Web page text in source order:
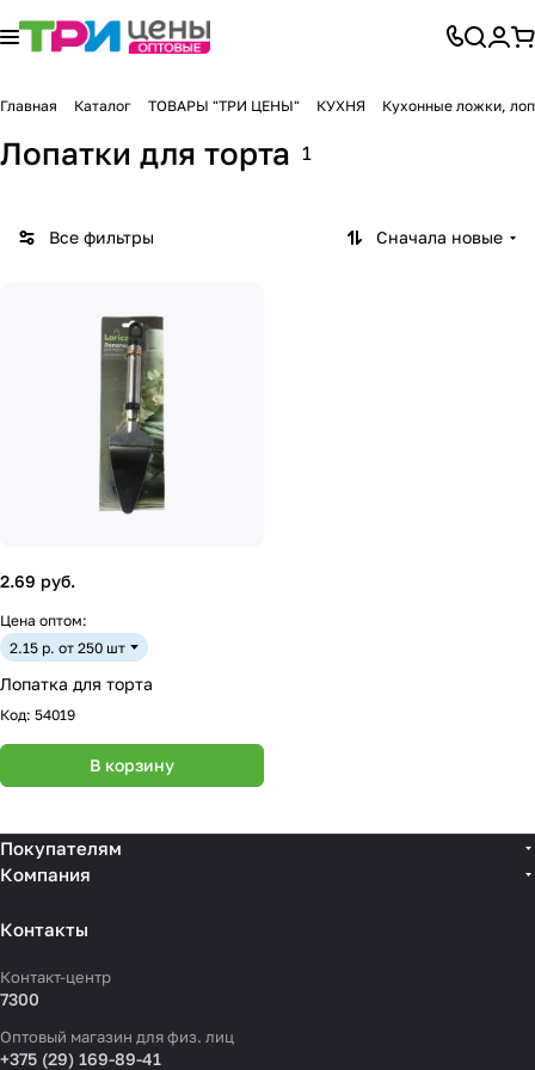
Главная Каталог ТОВАРЫ "ТРИ ЦЕНЫ" КУХНЯ Кухонные ложки,
Лопатки для торта 1
Все фильтры Сначала новые
2.69 руб.
Цена оптом:
2.15 р. от 250 шт
Лопатка для торта
Код: 54019
В корзину
Покупателям
Компания
Контакты
Контакт-центр
7300
Оптовый магазин для физ. лиц
+375 (29) 169-89-41